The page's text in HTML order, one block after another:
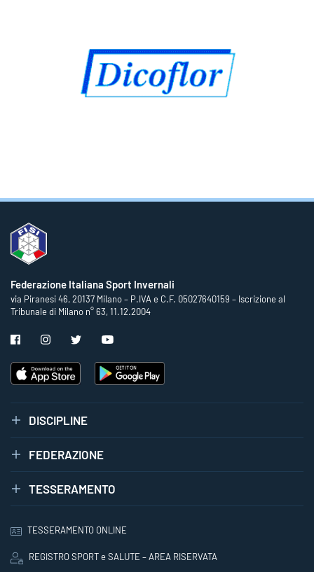
Federazione Italiana Sport Invernali
via Piranesi 46, 20137 Milano – P.IVA e C.F. 05027640159 – Iscrizione al
Tribunale di Milano n° 63, 11.12.2004
DISCIPLINE
FEDERAZIONE
TESSERAMENTO
TESSERAMENTO ONLINE
REGISTRO SPORT e SALUTE – AREA RISERVATA